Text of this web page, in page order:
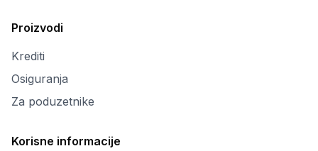
Proizvodi
Krediti
Osiguranja
Za poduzetnike
Korisne informacije